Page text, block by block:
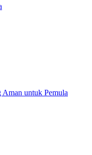
untuk Pemula